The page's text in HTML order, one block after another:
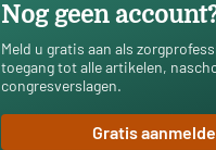
Nog geen
Meld u gratis aan als
toegang tot alle artikelen,
congresverslagen.
Gratis